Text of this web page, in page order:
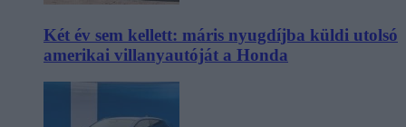
Két év sem kellett: máris nyugdíjba küldi utolsó
amerikai villanyautóját a Honda